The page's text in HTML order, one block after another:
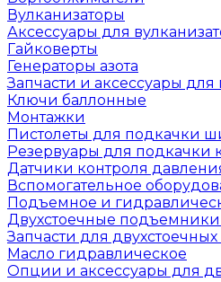
Вулканизаторы
Аксессуары для
Гайковерты
Генераторы азота
Запчасти и аксессуары для
Ключи баллонные
Монтажки
Пистолеты для подкачки
Резервуары для подкачки
Датчики контроля
Вспомогательное
Подъемное и
Двухстоечные подъемники
Запчасти для
Масло гидравлическое
Опции и аксессуары для